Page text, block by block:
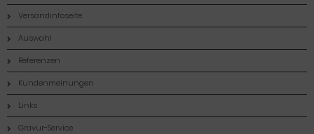
Versandinfoseite
Auswahl
Referenzen
Kundenmeinungen
Links
Gravur-Service